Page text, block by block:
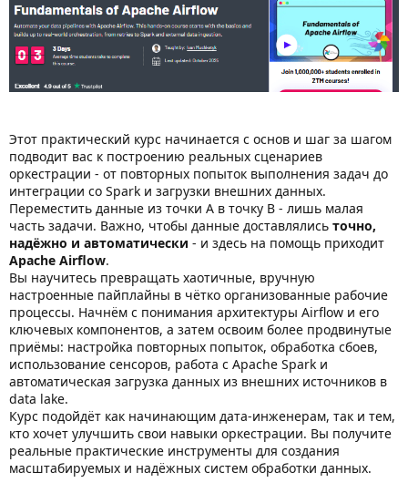
Этот практический курс начинается с основ и шаг за шагом
подводит вас к построению реальных сценариев
оркестрации - от повторных попыток выполнения задач до
интеграции со Spark и загрузки внешних данных.
Переместить данные из точки A в точку B - лишь малая
часть задачи. Важно, чтобы данные доставлялись точно,
надёжно и автоматически - и здесь на помощь приходит
Apache Airflow.
Вы научитесь превращать хаотичные, вручную
настроенные пайплайны в чётко организованные рабочие
процессы. Начнём с понимания архитектуры Airflow и его
ключевых компонентов, а затем освоим более продвинутые
приёмы: настройка повторных попыток, обработка сбоев,
использование сенсоров, работа с Apache Spark и
автоматическая загрузка данных из внешних источников в
data lake.
Курс подойдёт как начинающим дата-инженерам, так и тем,
кто хочет улучшить свои навыки оркестрации. Вы получите
реальные практические инструменты для создания
масштабируемых и надёжных систем обработки данных.